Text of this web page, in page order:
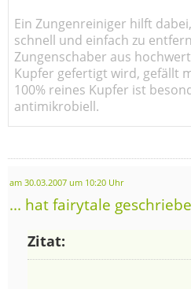
Ein Zungenreiniger hilft
schnell und einfach zu
Zungenschaber aus
Kupfer gefertigt wird, gefällt
100% reines Kupfer ist
antimikrobiell.
am 30.03.2007 um 10:20 Uhr
... hat fairytale
Zitat: